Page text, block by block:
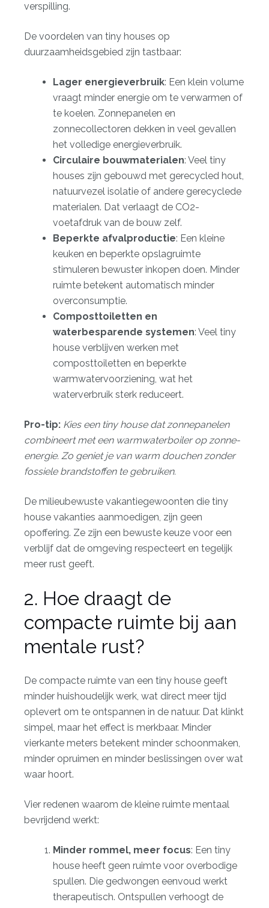
verspilling.
De voordelen van tiny houses op
duurzaamheidsgebied zijn tastbaar:
Lager energieverbruik: Een klein volume
vraagt minder energie om te verwarmen of
te koelen. Zonnepanelen en
zonnecollectoren dekken in veel gevallen
het volledige energieverbruik.
Circulaire bouwmaterialen: Veel tiny
houses zijn gebouwd met gerecycled hout,
natuurvezel isolatie of andere gerecyclede
materialen. Dat verlaagt de CO2-
voetafdruk van de bouw zelf.
Beperkte afvalproductie: Een kleine
keuken en beperkte opslagruimte
stimuleren bewuster inkopen doen. Minder
ruimte betekent automatisch minder
overconsumptie.
Composttoiletten en
waterbesparende systemen: Veel tiny
house verblijven werken met
composttoiletten en beperkte
warmwatervoorziening, wat het
waterverbruik sterk reduceert.
Pro-tip: Kies een tiny house dat zonnepanelen
combineert met een warmwaterboiler op zonne-
energie. Zo geniet je van warm douchen zonder
fossiele brandstoffen te gebruiken.
De milieubewuste vakantiegewoonten die tiny
house vakanties aanmoedigen, zijn geen
opoffering. Ze zijn een bewuste keuze voor een
verblijf dat de omgeving respecteert en tegelijk
meer rust geeft.
2. Hoe draagt de
compacte ruimte bij aan
mentale rust?
De compacte ruimte van een tiny house geeft
minder huishoudelijk werk, wat direct meer tijd
oplevert om te ontspannen in de natuur. Dat klinkt
simpel, maar het effect is merkbaar. Minder
vierkante meters betekent minder schoonmaken,
minder opruimen en minder beslissingen over wat
waar hoort.
Vier redenen waarom de kleine ruimte mentaal
bevrijdend werkt:
Minder rommel, meer focus: Een tiny
house heeft geen ruimte voor overbodige
spullen. Die gedwongen eenvoud werkt
therapeutisch. Ontspullen verhoogt de